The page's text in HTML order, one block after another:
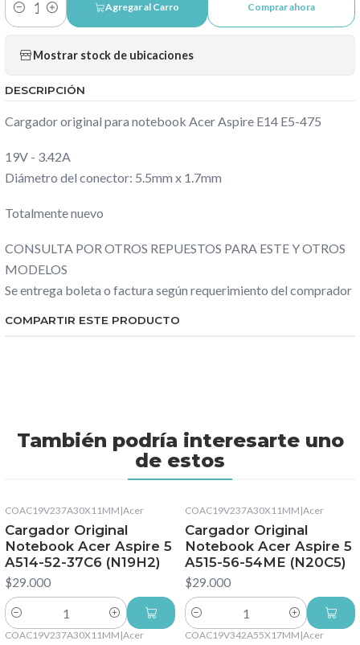
Cantidad
Agregar al Carro Comprar ahora
Mostrar stock de ubicaciones
DESCRIPCIÓN
Cargador original para notebook Acer Aspire E14 E5-475
19V - 3.42A
Diámetro del conector: 5.5mm x 1.7mm
Totalmente nuevo
CONSULTA POR OTROS REPUESTOS PARA ESTE Y OTROS
MODELOS
Se entrega boleta o factura según requerimiento del comprador
COMPARTIR ESTE PRODUCTO
También podría interesarte uno
de estos
COAC19V237A30X11MM |Acer
Cargador Original
Notebook Acer Aspire 5
A514-52-37C6 (N19H2)
$29.000
Cantidad
COAC19V237A30X11MM |Acer
Cargador Original
Notebook Acer Aspire 5
A515-56-54ME (N20C5)
$29.000
Cantidad
COAC19V237A30X11MM |Acer COAC19V342A55X17MM |Acer